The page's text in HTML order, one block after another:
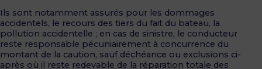
Ils sont notamment assurés pour les dommages
accidentels, le recours des tiers du fait du bateau, la
pollution accidentelle ; en cas de sinistre, le conducteur
reste responsable pécuniairement à concurrence du
montant de la caution, sauf déchéance ou exclusions ci-
après où il reste redevable de la réparation totale des